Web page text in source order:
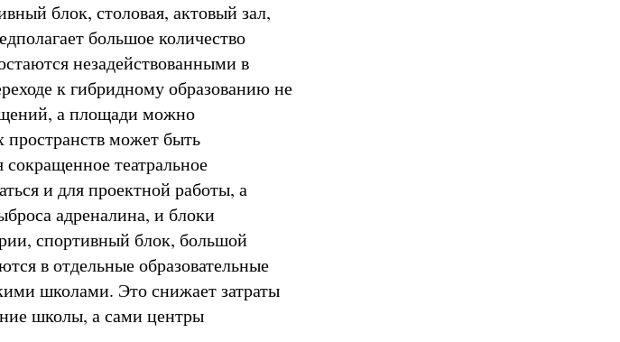
блок, столовая, актовый зал,
большое количество
незадействованными в
к гибридному образованию не
а площади можно
пространств может быть
сокращенное театральное
и для проектной работы, а
адреналина, и блоки
спортивный блок, большой
в отдельные образовательные
школами. Это снижает затраты
школы, а сами центры